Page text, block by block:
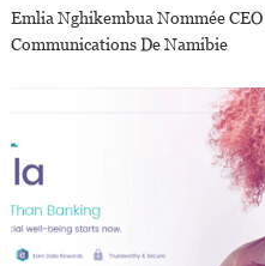
Emlia Nghikembua Nommée
Communications De Namibie